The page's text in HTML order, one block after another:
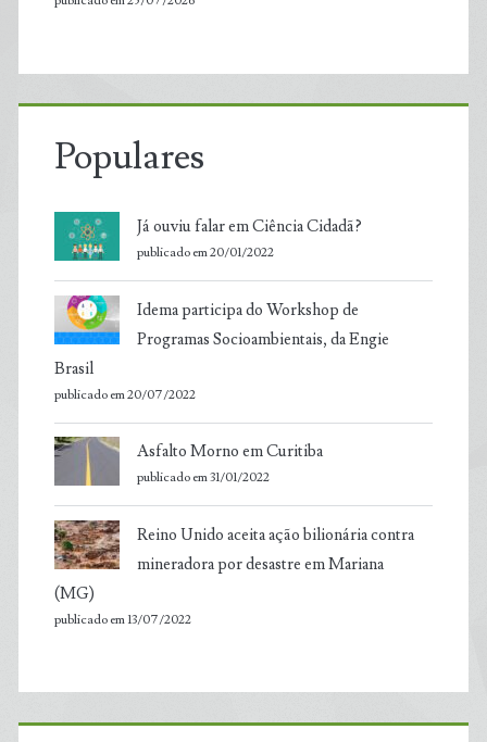
Populares
Já ouviu falar em Ciência Cidadã?
publicado em 20/01/2022
Idema participa do Workshop de
Programas Socioambientais, da Engie
Brasil
publicado em 20/07/2022
Asfalto Morno em Curitiba
publicado em 31/01/2022
Reino Unido aceita ação bilionária contra
mineradora por desastre em Mariana
(MG)
publicado em 13/07/2022